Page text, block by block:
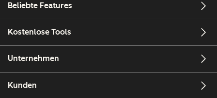
Beliebte Features
Kostenlose Tools
Unternehmen
Kunden